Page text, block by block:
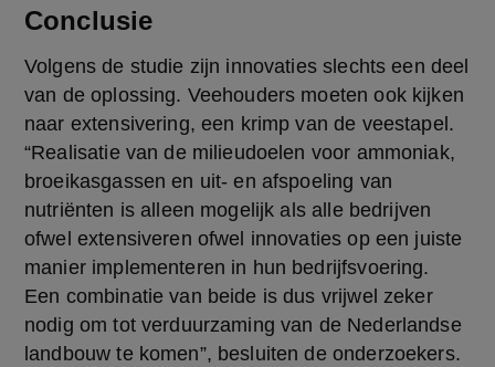
Conclusie
Volgens de studie zijn innovaties slechts een deel
van de oplossing. Veehouders moeten ook kijken
naar extensivering, een krimp van de veestapel.
“Realisatie van de milieudoelen voor ammoniak,
broeikasgassen en uit- en afspoeling van
nutriënten is alleen mogelijk als alle bedrijven
ofwel extensiveren ofwel innovaties op een juiste
manier implementeren in hun bedrijfsvoering.
Een combinatie van beide is dus vrijwel zeker
nodig om tot verduurzaming van de Nederlandse
landbouw te komen”, besluiten de onderzoekers.